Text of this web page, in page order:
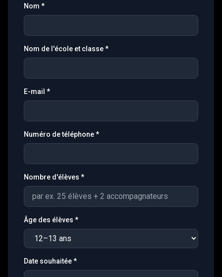
Nom *
Nom de l'école et classe*
E-mail *
Numéro de téléphone*
Nombre d'élèves *
Âge des élèves *
Date souhaitée*